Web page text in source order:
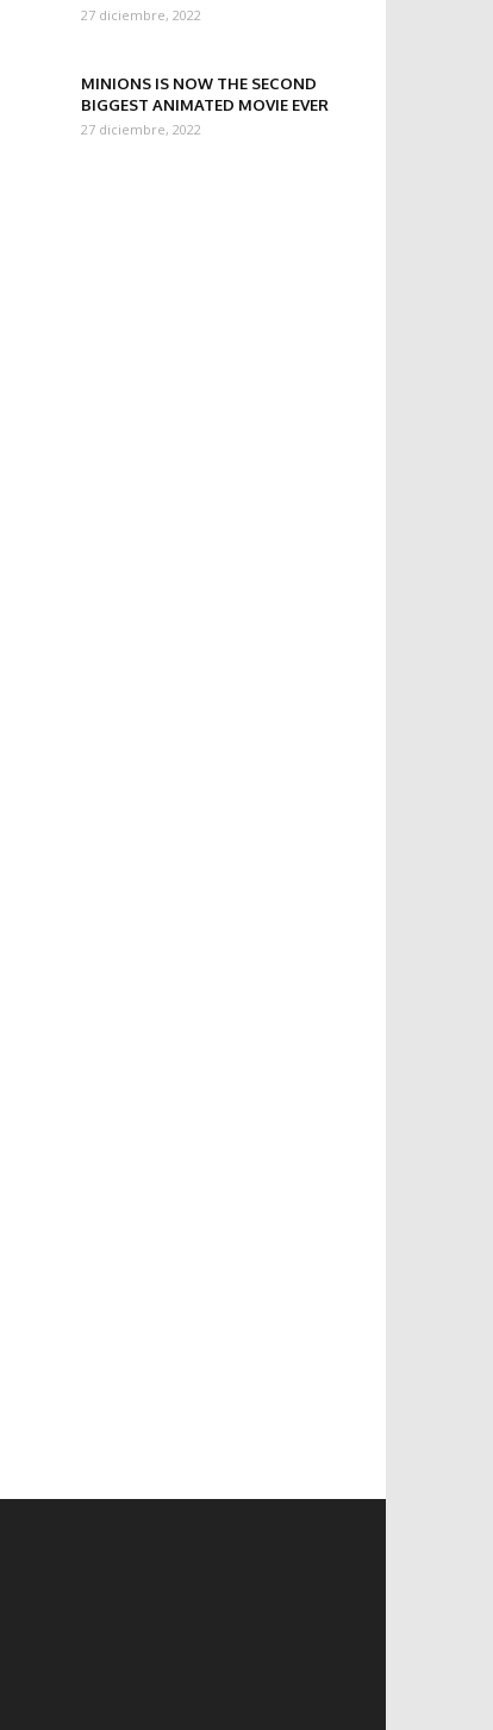
27 diciembre, 2022
MINIONS IS NOW THE SECOND
BIGGEST ANIMATED MOVIE EVER
27 diciembre, 2022